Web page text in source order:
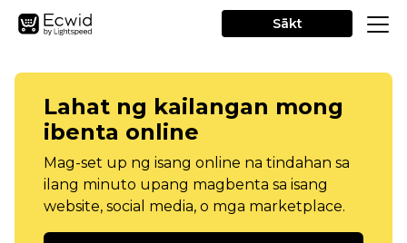
Sākt
Lahat ng kailangan mong
ibenta online
Mag-set up ng isang online na tindahan sa
ilang minuto upang magbenta sa isang
website, social media, o mga marketplace.